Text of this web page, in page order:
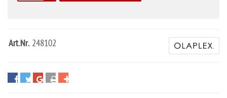
Art.Nr. 248102